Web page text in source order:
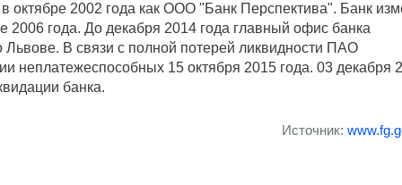
октябре 2002 года как ООО "Банк Перспектива". Банк
года. До декабря 2014 года главный офис банка
Львове. В связи с полной потерей ликвидности ПАО
неплатежеспособных 15 октября 2015 года. 03 декабря
банка.
Источник: